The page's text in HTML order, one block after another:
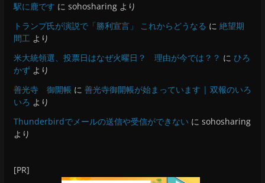
駅に鹿です に sohosharingより
トランプ氏が演説で「勝利宣言」 これからどうなる に 絶望期
間工より
米大統領選、投票日はなぜ火曜日？ 理由が今では？？ に ひろ
かずより
善光寺 御開帳 に 善光寺御開帳が始まっています | 双報のいろ
いろ より
Thunderbirdでメールの送信や受信ができない に sohosharing
より
[PR]